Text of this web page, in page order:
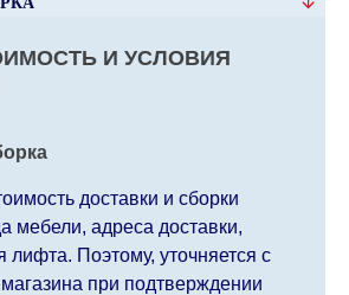
И УСЛОВИЯ
доставки и сборки
мебели, адреса доставки,
лифта. Поэтому, уточняется с
при подтверждении